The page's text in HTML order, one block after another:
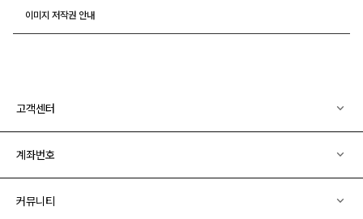
이미지 저작권 안내
고객센터
계좌번호
커뮤니티